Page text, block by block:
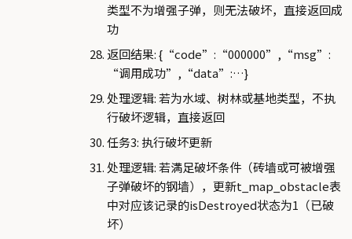
类型不为增强子弹，则无法破坏，直接返回成
功
返回结果: {“code”:“000000”,“msg”:
“调用成功”,“data”:…}
处理逻辑: 若为水域、树林或基地类型，不执
行破坏逻辑，直接返回
任务3: 执行破坏更新
处理逻辑: 若满足破坏条件（砖墙或可被增强
子弹破坏的钢墙），更新t_map_obstacle表
中对应该记录的isDestroyed状态为1（已破
坏）